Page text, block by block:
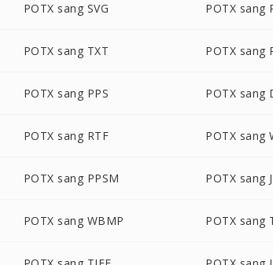
POTX sang SVG POTX sang
POTX sang TXT POTX sang
POTX sang PPS POTX sang
POTX sang RTF POTX sang
POTX sang PPSM POTX sang
POTX sang WBMP POTX sang